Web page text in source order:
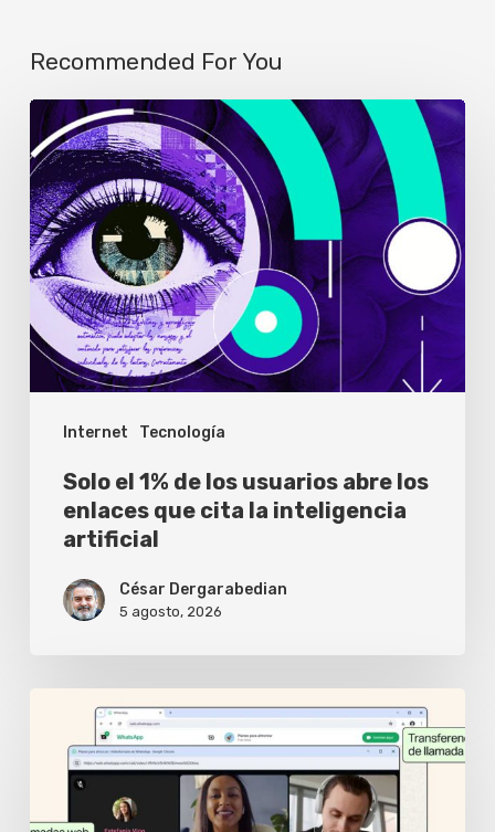
Recommended For You
Internet Tecnología
Solo
el
1%
de
los
usuarios
abre
los
enlaces
inteligencia
artificial
Solo el 1% de los usuarios abre los
enlaces que cita la inteligencia
artificial
César Dergarabedian
5 agosto, 2026
WhatsApp